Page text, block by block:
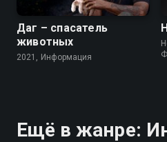
Даг – спасатель
животных
2021, Информация
Ещё в жанре: